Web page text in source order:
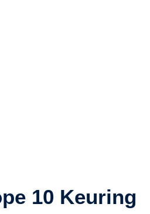
10 Keuring